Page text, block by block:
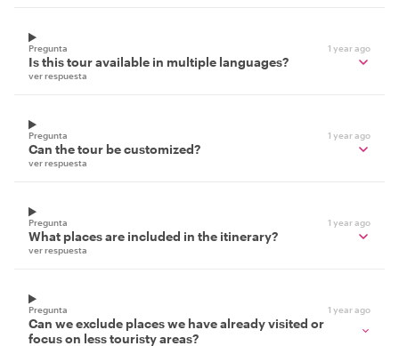
Pregunta 1 year ago
Is this tour available in multiple languages?
ver respuesta
Pregunta 1 year ago
Can the tour be customized?
ver respuesta
Pregunta 1 year ago
What places are included in the itinerary?
ver respuesta
Pregunta 1 year ago
Can we exclude places we have already visited or
focus on less touristy areas?